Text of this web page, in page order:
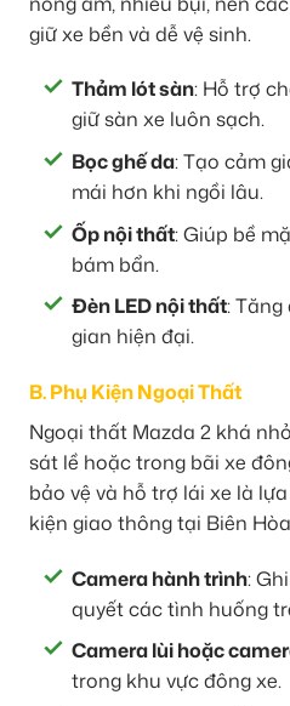
giữ xe bền và dễ vệ sinh.
Thảm lót sàn: Hỗ trợ
giữ sàn xe luôn sạch.
Bọc ghế da: Tạo cảm
mái hơn khi ngồi lâu.
Ốp nội thất: Giúp bề
bám bẩn.
Đèn LED nội thất:
gian hiện đại.
B. Phụ Kiện Ngoại Thất
Ngoại thất Mazda 2 khá
sát lề hoặc trong bãi xe
bảo vệ và hỗ trợ lái xe là
kiện giao thông tại Biên
Camera hành trình:
quyết các tình huống
Camera lùi hoặc
trong khu vực đông xe.